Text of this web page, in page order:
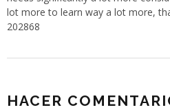
lot more to learn way a lot more,
202868
HACER